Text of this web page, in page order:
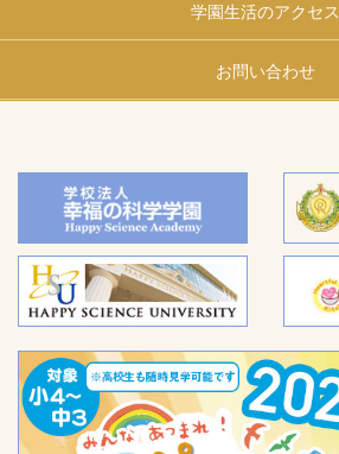
学園生活のアクセス
お問い合わせ